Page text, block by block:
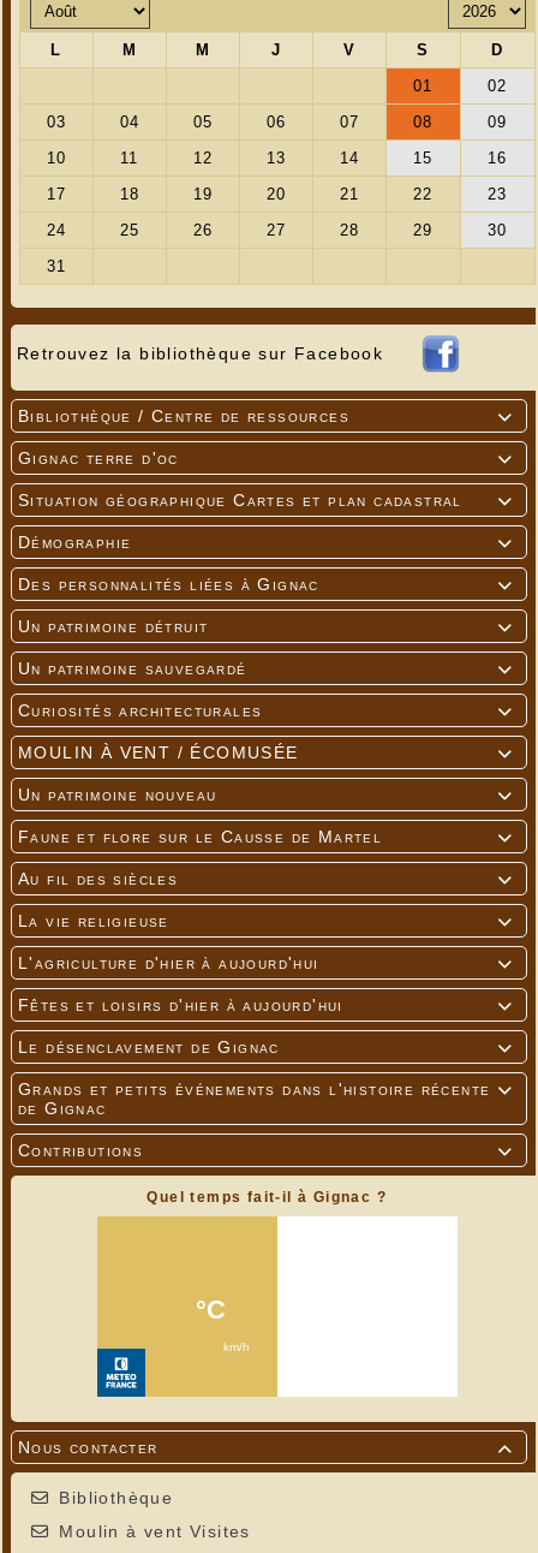
Retrouvez la bibliothèque sur Facebook

Bibliothèque / Centre de ressources

Gignac terre d'oc

Situation géographique Cartes et plan cadastral

Démographie

Des personnalités liées à Gignac

Un patrimoine détruit

Un patrimoine sauvegardé

Curiosités architecturales

MOULIN À VENT / ÉCOMUSÉE

Un patrimoine nouveau

Faune et flore sur le Causse de Martel

Au fil des siècles

La vie religieuse

L'agriculture d'hier à aujourd'hui

Fêtes et loisirs d'hier à aujourd'hui

Le désenclavement de Gignac

Grands et petits événements dans l'histoire récente
de Gignac

Contributions
Quel temps fait-il à Gignac ?

Nous contacter
Bibliothèque
Moulin à vent Visites
Los dròlles de l'escòla de Ginhac 'ribèron a
miegjorn pel repasson sus lo site. Lo molinier faguèt
virar las alas pel pus grand plaser deus dròlles.